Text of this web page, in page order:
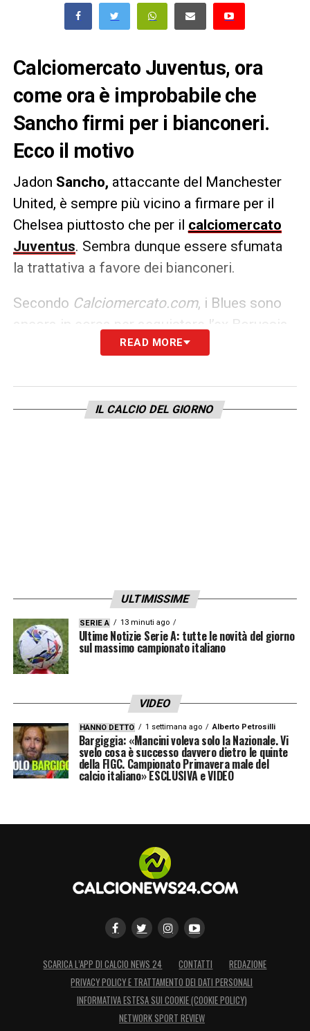
Calciomercato Juventus, ora
come ora è improbabile che
Sancho firmi per i bianconeri.
Ecco il motivo
Jadon Sancho, attaccante del Manchester
United, è sempre più vicino a firmare per il
Chelsea piuttosto che per il calciomercato
Juventus. Sembra dunque essere sfumata
la trattativa a favore dei bianconeri.
Secondo Calciomercato.com, i Blues sono
ancora in corsa per acquistare l’ex Borussia
Dortmund offrendo come contropartita
la Juve è fuori dai giochi.
READ MORE
IL CALCIO DEL GIORNO
ULTIMISSIME
SERIE A 13 minuti ago
Ultime Notizie Serie A: tutte le novità del giorno
sul massimo campionato italiano
VIDEO
HANNO DETTO 1 settimana ago Alberto Petrosilli
Bargiggia: «Mancini voleva solo la Nazionale. Vi
svelo cosa è successo davvero dietro le quinte
della FIGC. Campionato Primavera male del
calcio italiano» ESCLUSIVA e VIDEO
SCARICA L’APP DI CALCIO NEWS 24 CONTATTI
REDAZIONE
PRIVACY POLICY E TRATTAMENTO DEI DATI PERSONALI
INFORMATIVA ESTESA SUI COOKIE (COOKIE POLICY)
NETWORK SPORT REVIEW